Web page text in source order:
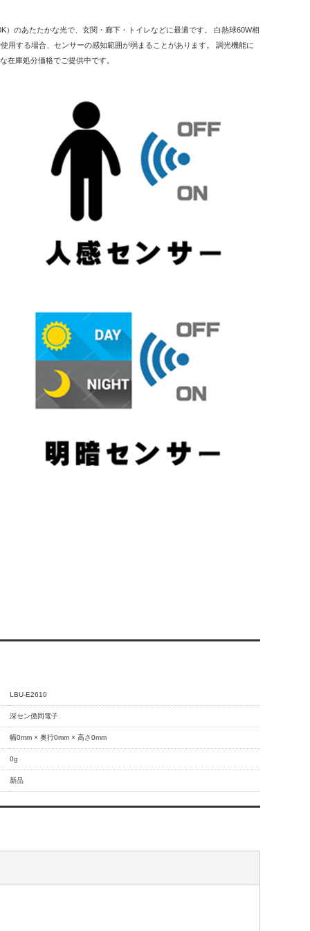
のあたたかな光で、玄関・廊下・トイレなどに最適です。 白熱球60W相
する場合、センサーの感知範囲が弱まることがあります。 調光機能に
在庫処分価格でご提供中です。
LBU-E2610
深セン億同電子
幅0mm × 奥行0mm × 高さ0mm
0g
新品